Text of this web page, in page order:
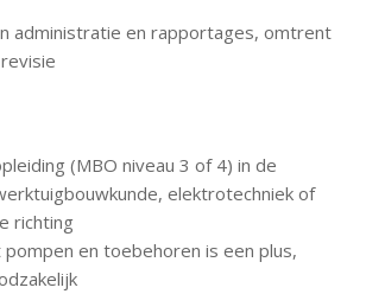
administratie en rapportages, omtrent
(MBO niveau 3 of 4) in de
elektrotechniek of
richting
pompen en toebehoren is een plus,